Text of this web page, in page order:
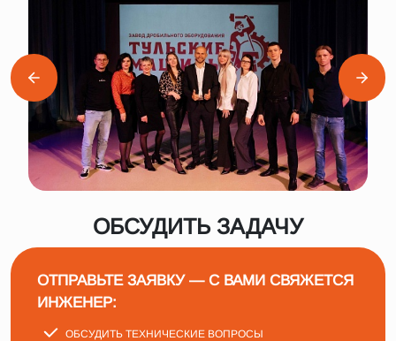
ОБСУДИТЬ ЗАДАЧУ
ОТПРАВЬТЕ ЗАЯВКУ — С ВАМИ СВЯЖЕТСЯ
ИНЖЕНЕР:
ОБСУДИТЬ ТЕХНИЧЕСКИЕ ВОПРОСЫ